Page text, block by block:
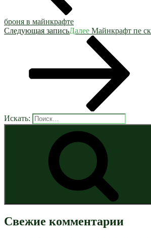
броня в майнкрафте
Следующая записьДалее Майнкрафт пе
Искать:
Свежие комментарии